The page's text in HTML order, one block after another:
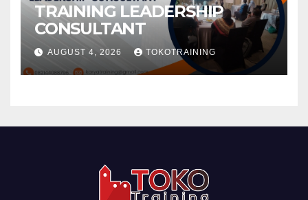
TRAINING LEADERSHIP
CONSULTANT
AUGUST 4, 2026 TOKOTRAINING